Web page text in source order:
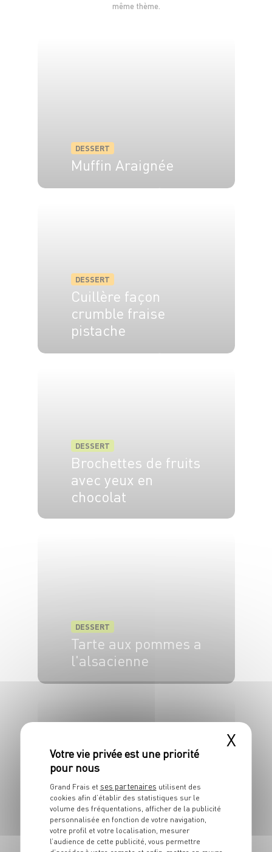
même thème.
DESSERT
Muffin Araignée
DESSERT
Cuillère façon
crumble fraise
pistache
DESSERT
Brochettes de fruits
avec yeux en
chocolat
DESSERT
Tarte aux pommes a
l'alsacienne
DESSERT
Nage d'agrumes
aux épices,
mouillettes de
brioche perdue
X
Grand Frais et ses partenaires utilisent des
cookies afin d’établir des statistiques sur le
volume des fréquentations, afficher de la publicité
personnalisée en fonction de votre navigation,
votre profil et votre localisation, mesurer
l’audience de cette publicité, vous permettre